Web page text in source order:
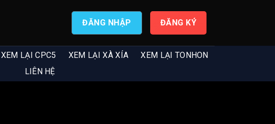
ĐĂNG NHẬP ĐĂNG KÝ
XEM LẠI CPC5 XEM LẠI XÀ XÍA
XEM LẠI TONHON
LIÊN HỆ